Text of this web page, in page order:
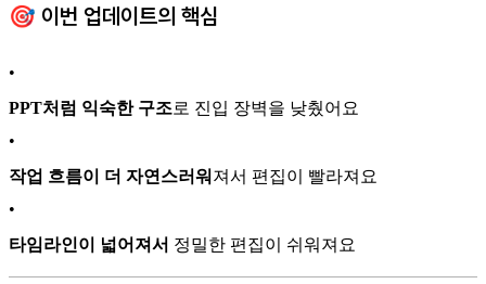
🎯 이번 업데이트의 핵심
•
PPT처럼 익숙한 구조로 진입 장벽을 낮췄어요
•
작업 흐름이 더 자연스러워 져서 편집이 빨라져요
•
타임라인이 넓어져서 정밀한 편집이 쉬워져요